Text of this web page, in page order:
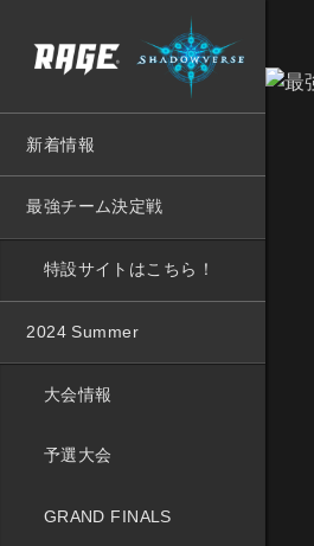
新着情報
最強チーム決定戦
特設サイトはこちら！
2024 Summer
大会情報
予選大会
GRAND FINALS